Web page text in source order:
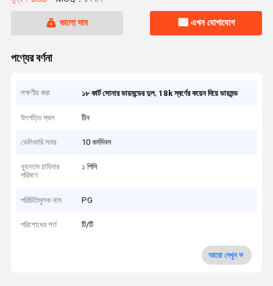
ভালো দাম এখন যোগাযোগ
পণ্যের বর্ণনা
লক্ষণীয় করা ১৮ কার্ট সোনার ডায়মন্ডের দুল, 18k স্বর্ণের কয়েন দিয়ে ডায়মন্ড
উৎপত্তি স্থল চীন
ডেলিভারি সময় 10 কর্মদিবস
ন্যূনতম চাহিদার
পরিমাণ
১ পিসি
পরিচিতিমুলক নাম PG
পরিশোধের শর্ত টি/টি
আরো দেখুন